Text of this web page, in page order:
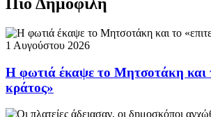
1 Αυγούστου 2026
Η φωτιά έκαψε το Μητσοτάκη και
κράτος»